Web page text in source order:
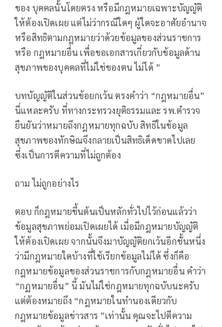
ของ บุคคลนั้นโดยตรง หรือมีกฎหมายเฉพาะบัญญัติ
ให้ต้องเปิดเผย แต่ไม่ว่ากรณีใดๆ ผู้ใดจะอาศัยอำนาจ
หรือสิทธิตามกฎหมายว่าด้วยข้อมูลของส่วนราชการ
หรือ กฎหมายอื่น เพื่อขอเอกสารเกี่ยวกับข้อมูลด้าน
สุขภาพของบุคคลที่ไม่ใช่ของตน ไม่ได้ ”
บทบัญญัติในส่วนข้อยกเว้น ตรงคำว่า “กฎหมายอื่น”
นี่แหละครับ ที่ทางกระทรวงยุติธรรมและ รพ.ตำรวจ
ยืนยันว่าหมายถึงกฎหมายทุกฉบับ สิทธิในข้อมูล
สุขภาพของทักษิณจึงกลายเป็นสิทธิเด็ดขาดไปเลย
ซึ่งเป็นการตีความที่ไม่ถูกต้อง
ถาม ไม่ถูกอย่างไร
ตอบ ก็กฎหมายขึ้นต้นเป็นหลักทั่วไปไว้ก่อนแล้วว่า
ข้อมูลสุขภาพย่อมเปิดเผยได้ เมื่อมีกฎหมายบัญญัติ
ให้ต้องเปิดเผย จากนั้นจึงมาบัญญัติยกเว้นอีกชั้นหนึ่ง
ว่ามีกฎหมายใดบ้างที่ใช้เรียกข้อมูลไม่ได้ ซึ่งก็คือ
กฎหมายข้อมูลของส่วนราชการกับกฎหมายอื่น คำว่า
“กฏหมายอื่น” นี้ มันไม่ใช่กฎหมายทุกฉบับนะครับ
แต่ต้องหมายถึง “กฎหมายในทำนองเดียวกับ
กฎหมายข้อมูลข่าวสาร ”เท่านั้น คุณจะไปตีความ